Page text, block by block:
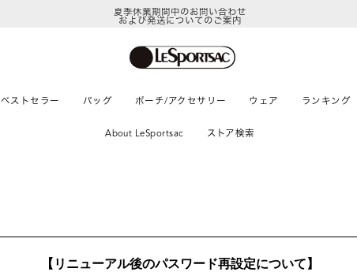
夏季休業期間中のお問い合わせ
および発送についてのご案内
ベストセラー バッグ ポーチ/アクセサリー ウェア ランキング
About LeSportsac ストア検索
【リニューアル後のパスワード再設定について】